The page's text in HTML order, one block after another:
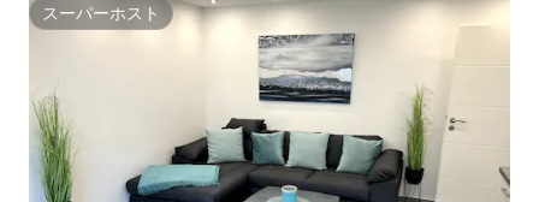
スーパーホスト
スーパーホスト